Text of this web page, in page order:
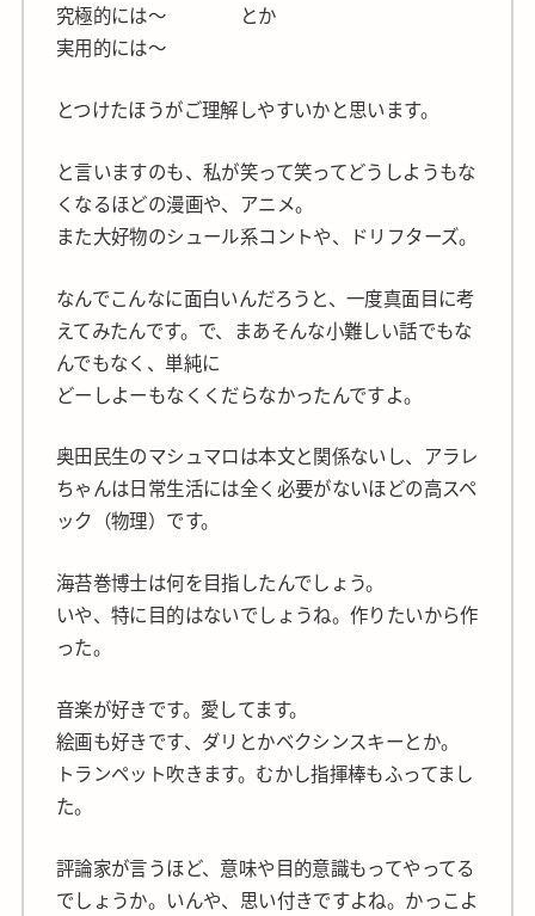
究極的には～ とか
実用的には～
とつけたほうがご理解しやすいかと思います。
と言いますのも、私が笑って笑ってどうしようもな
くなるほどの漫画や、アニメ。
また大好物のシュール系コントや、ドリフターズ。
なんでこんなに面白いんだろうと、一度真面目に考
えてみたんです。で、まあそんな小難しい話でもな
んでもなく、単純に
どーしよーもなくくだらなかったんですよ。
奥田民生のマシュマロは本文と関係ないし、アラレ
ちゃんは日常生活には全く必要がないほどの高スペ
ック（物理）です。
海苔巻博士は何を目指したんでしょう。
いや、特に目的はないでしょうね。作りたいから作
った。
音楽が好きです。愛してます。
絵画も好きです、ダリとかベクシンスキーとか。
トランペット吹きます。むかし指揮棒もふってまし
た。
評論家が言うほど、意味や目的意識もってやってる
でしょうか。いんや、思い付きですよね。かっこよ